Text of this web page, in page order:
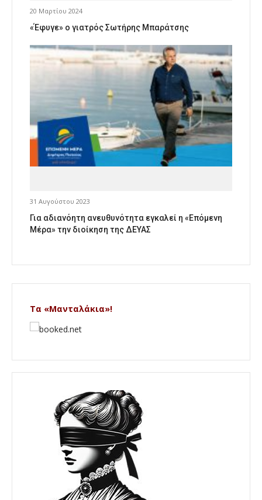
20 Μαρτίου 2024
«Έφυγε» ο γιατρός Σωτήρης Μπαράτσης
31 Αυγούστου 2023
Για αδιανόητη ανευθυνότητα εγκαλεί η «Επόμενη
Μέρα» την διοίκηση της ΔΕΥΑΣ
Τα «Μανταλάκια»!